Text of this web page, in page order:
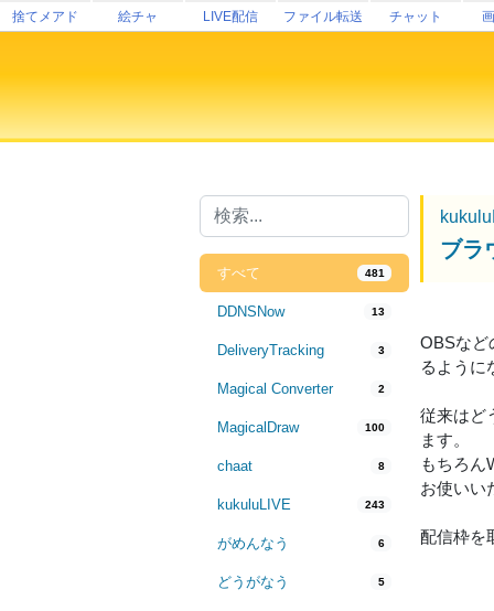
捨てメアド 絵チャ LIVE配信 ファイル転送 チャット
すべて 481
DDNSNow 13
DeliveryTracking 3
Magical Converter 2
MagicalDraw 100
chaat 8
kukuluLIVE 243
がめんなう 6
どうがなう 5
ブラ
OBSなど
るように
従来はど
ます。
もちろん
お使いい
配信枠を